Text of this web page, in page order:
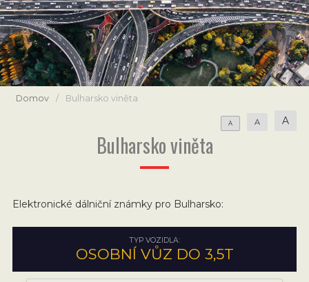
Domov / Bulharsko viněta
A A A
Bulharsko viněta
Elektronické dálniční známky pro Bulharsko:
TYP VOZIDLA:
OSOBNÍ VŮZ DO 3,5T